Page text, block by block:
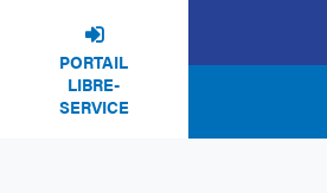
PORTAIL
LIBRE-
SERVICE